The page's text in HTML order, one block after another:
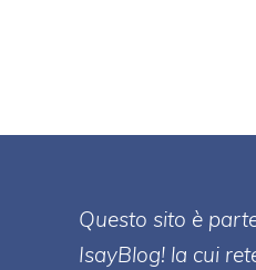
Questo sito è
IsayBlog! la cui